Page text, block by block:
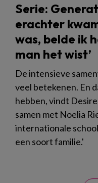
Serie:
erachter
was, belde ik
man het wist’
De intensieve
veel betekenen. En
hebben, vindt
samen met Noelia
internationale
een soort familie.'